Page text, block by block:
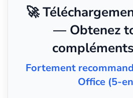
🚀
— Obtenez
Fortement
Office (5-